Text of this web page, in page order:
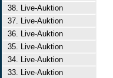
38. Live-Auktion
37. Live-Auktion
36. Live-Auktion
35. Live-Auktion
34. Live-Auktion
33. Live-Auktion